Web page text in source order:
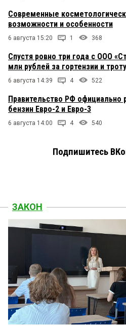
Современные
возможности и особенности
6 августа 15:20 1 368
Спустя ровно три года с ООО
млн рублей за гортензии и
6 августа 14:39 4 522
Правительство РФ официально
бензин Евро-2 и Евро-3
6 августа 14:00 4 540
Подпишитесь
ЗАКОН